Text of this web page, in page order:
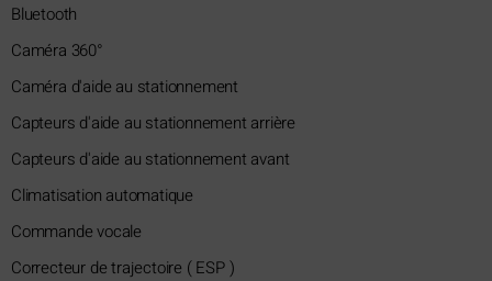
Bluetooth
Caméra 360°
Caméra d'aide au stationnement
Capteurs d'aide au stationnement arrière
Capteurs d'aide au stationnement avant
Climatisation automatique
Commande vocale
Correcteur de trajectoire ( ESP )